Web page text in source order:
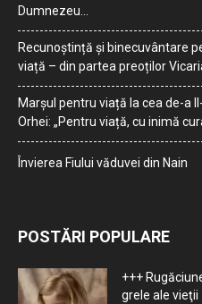
Dumnezeu…
Recunoștință și binecuvântare
viață – din partea preoților
Marșul pentru viață la cea de-a
Orhei: „Pentru viață, cu inimă
Învierea Fiului văduvei din Nain
POSTĂRI POPULARE
+++
grele ale vieţii